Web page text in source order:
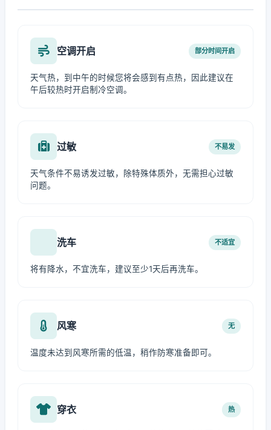
空调开启 部分时间开启
天气热，到中午的时候您将会感到有点热，因此建议在
午后较热时开启制冷空调。
过敏 不易发
天气条件不易诱发过敏，除特殊体质外，无需担心过敏
问题。
洗车 不适宜
将有降水，不宜洗车，建议至少1天后再洗车。
风寒 无
温度未达到风寒所需的低温，稍作防寒准备即可。
穿衣 热